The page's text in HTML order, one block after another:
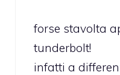
forse stavolta
tunderbolt!
infatti a